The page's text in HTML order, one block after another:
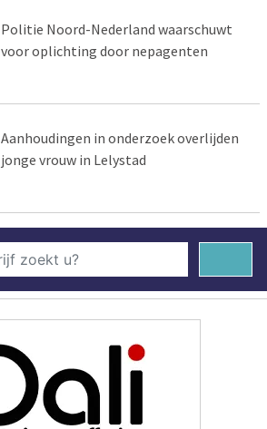
Politie Noord-Nederland waarschuwt
voor oplichting door nepagenten
Aanhoudingen in onderzoek overlijden
jonge vrouw in Lelystad